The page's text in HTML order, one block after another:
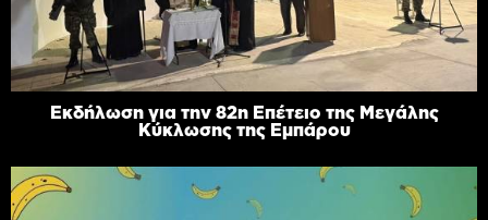
Εκδήλωση για την 82η Επέτειο της Μεγάλης
Κύκλωσης της Εμπάρου